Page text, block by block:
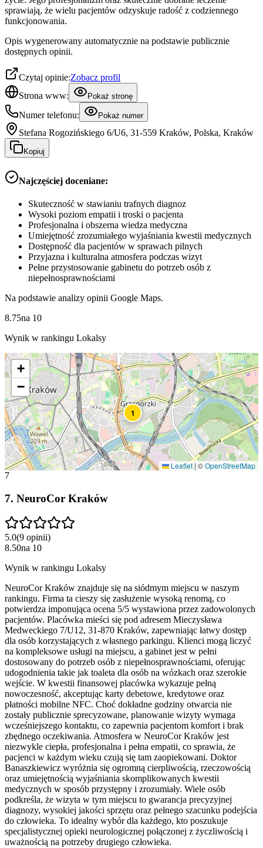
sprawiają, że wielu pacjentów odzyskuje radość z codziennego
funkcjonowania.
Opis wygenerowany automatycznie na podstawie publicznie
dostępnych opinii.
Czytaj opinie:Zobacz profil
Strona www:
Pokaż stronę
Numer telefonu: Pokaż numer
Stefana Rogozińskiego 6/U6, 31-559 Kraków, Polska, Kraków
Kopiuj
Najczęściej doceniane:
Skuteczność w stawianiu trafnych diagnoz
Wysoki poziom empatii i troski o pacjenta
Profesjonalna i obszerna wiedza medyczna
Umiejętność zrozumiałego wyjaśniania kwestii medycznych
Dostępność dla pacjentów w sprawach pilnych
Przyjazna i kulturalna atmosfera podczas wizyt
Pełne przystosowanie gabinetu do potrzeb osób z
niepełnosprawnościami
Na podstawie analizy opinii Google Maps.
8.75na 10
Wynik w rankingu Lokalsy
1
+
−
Leaflet | ©OpenStreetMap
7
7. NeuroCor Kraków
5.0(9 opinii)
8.50na 10
Wynik w rankingu Lokalsy
NeuroCor Kraków znajduje się na siódmym miejscu w naszym
rankingu. Firma ta cieszy się zasłużenie wysoką renomą, co
potwierdza imponująca ocena 5/5 wystawiona przez zadowolonych
pacjentów. Placówka mieści się pod adresem Mieczysława
Medweckiego 7/U12, 31-870 Kraków, zapewniając łatwy dostęp
dla osób korzystających z własnego parkingu. Klienci mogą liczyć
na kompleksowe usługi na miejscu, a gabinet jest w pełni
dostosowany do potrzeb osób z niepełnosprawnościami, oferując
udogodnienia takie jak toaleta dla osób na wózkach oraz szerokie
wejście. W kwestii finansowej placówka wykazuje pełną
nowoczesność, akceptując karty debetowe, kredytowe oraz
płatności mobilne NFC. Choć dokładne godziny otwarcia nie
zostały publicznie sprecyzowane, planowanie wizyty wymaga
wcześniejszego kontaktu, co zapewnia pacjentom komfort i brak
zbędnego oczekiwania. Atmosfera w NeuroCor Kraków jest
niezwykle ciepła, profesjonalna i pełna empatii, co sprawia, że
pacjenci w każdym wieku czują się tam zaopiekowani. Doktor
Banaszkiewicz wyróżnia się ogromną cierpliwością, rzeczowością
oraz umiejętnością wyjaśniania skomplikowanych kwestii
medycznych w sposób przystępny i zrozumiały. Wiele osób
podkreśla, że wizyta w tym miejscu to gwarancja precyzyjnej
diagnozy, wysokiej jakości sprzętu oraz pełnego szacunku podejścia
do człowieka. To idealny wybór dla każdego, kto poszukuje
specjalistycznej opieki neurologicznej połączonej z życzliwością i
uważnością na potrzeby drugiego człowieka.